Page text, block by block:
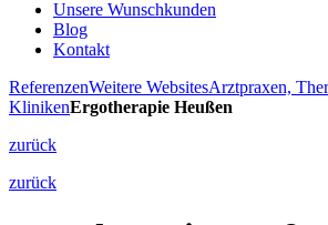
Unsere Wunschkunden
Blog
Kontakt
ReferenzenWeitere WebsitesArztpraxen,
KlinikenErgotherapie Heußen
zurück
zurück